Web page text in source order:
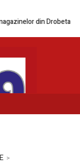
din Drobeta-